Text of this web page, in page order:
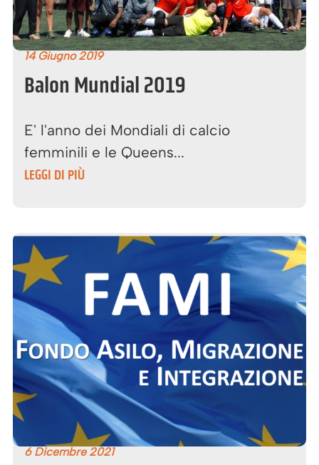
14 Giugno 2019
Balon Mundial 2019
E' l'anno dei Mondiali di calcio
femminili e le Queens...
LEGGI DI PIÙ
6 Dicembre 2021